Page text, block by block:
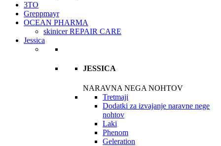
3TO
Greppmayr
OCEAN PHARMA
skinicer REPAIR CARE
Jessica
JESSICA
NARAVNA NEGA NOHTOV
Tretmaji
Dodatki za izvajanje naravne nege
nohtov
Laki
Phenom
Geleration